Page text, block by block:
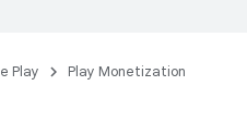
Play Play Monetization